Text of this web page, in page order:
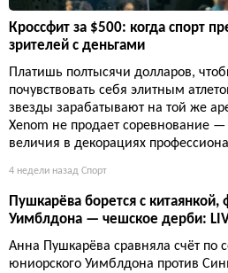
Кроссфит за $500: когда спорт
зрителей с деньгами
Платишь полтысячи долларов,
почувствовать себя элитным
звезды зарабатывают на той же
Xenom не продает соревнование
величия в декорациях
4 недели назад Спорт
Пушкарёва борется с китаянкой,
Уимблдона — чешское дерби:
Анна Пушкарёва сравняла счёт по
юниорского Уимблдона против